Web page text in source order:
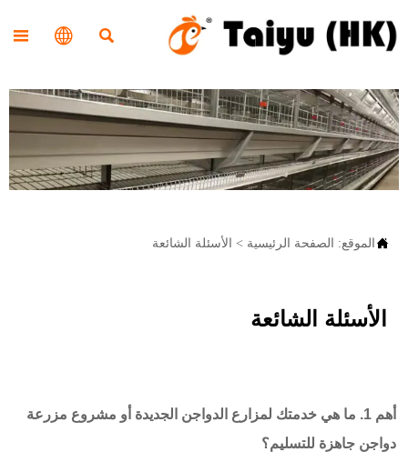



 الموقع: الصفحة الرئيسية > الأسئلة الشائعة
الأسئلة الشائعة
أهم 1. ما هي خدمتك لمزارع الدواجن الجديدة أو مشروع مزرعة
دواجن جاهزة للتسليم؟